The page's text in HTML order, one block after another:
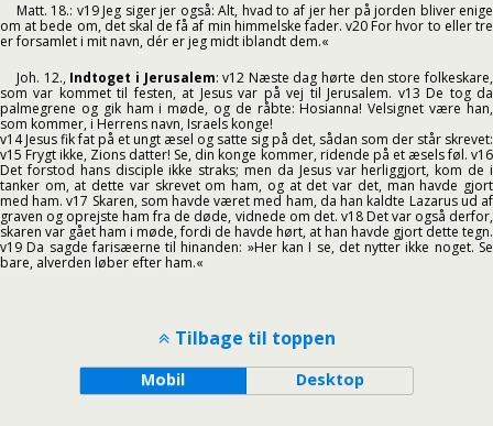
Matt. 18.: v19 Jeg siger jer også: Alt, hvad to af jer her på jorden bliver enige
om at bede om, det skal de få af min himmelske fader. v20 For hvor to eller tre
er forsamlet i mit navn, dér er jeg midt iblandt dem.«
Joh. 12., Indtoget i Jerusalem: v12 Næste dag hørte den store folkeskare,
som var kommet til festen, at Jesus var på vej til Jerusalem. v13 De tog da
palmegrene og gik ham i møde, og de råbte: Hosianna! Velsignet være han,
som kommer, i Herrens navn, Israels konge!
v14 Jesus fik fat på et ungt æsel og satte sig på det, sådan som der står skrevet:
v15 Frygt ikke, Zions datter! Se, din konge kommer, ridende på et æsels føl. v16
Det forstod hans disciple ikke straks; men da Jesus var herliggjort, kom de i
tanker om, at dette var skrevet om ham, og at det var det, man havde gjort
med ham. v17 Skaren, som havde været med ham, da han kaldte Lazarus ud af
graven og oprejste ham fra de døde, vidnede om det. v18 Det var også derfor,
skaren var gået ham i møde, fordi de havde hørt, at han havde gjort dette tegn.
v19 Da sagde farisæerne til hinanden: »Her kan I se, det nytter ikke noget. Se
bare, alverden løber efter ham.«
Tilbage til toppen
Mobil Desktop